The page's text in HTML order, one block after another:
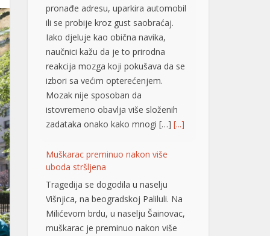
pronađe adresu, uparkira automobil
ili se probije kroz gust saobraćaj.
Iako djeluje kao obična navika,
naučnici kažu da je to prirodna
reakcija mozga koji pokušava da se
izbori sa većim opterećenjem.
Mozak nije sposoban da
istovremeno obavlja više složenih
zadataka onako kako mnogi […] [...]
Muškarac preminuo nakon više
uboda stršljena
Tragedija se dogodila u naselju
Višnjica, na beogradskoj Paliluli. Na
Milićevom brdu, u naselju Šainovac,
muškarac je preminuo nakon više